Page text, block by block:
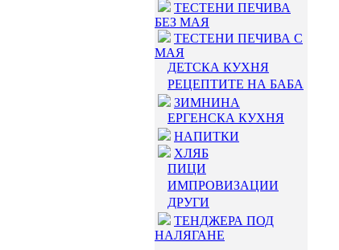
ТЕСТЕНИ ПЕЧИВА
БЕЗ МАЯ
ТЕСТЕНИ ПЕЧИВА С
МАЯ
ДЕТСКА КУХНЯ
РЕЦЕПТИТЕ НА БАБА
ЗИМНИНА
ЕРГЕНСКА КУХНЯ
НАПИТКИ
ХЛЯБ
ПИЦИ
ИМПРОВИЗАЦИИ
ДРУГИ
ТЕНДЖЕРА ПОД
НАЛЯГАНЕ